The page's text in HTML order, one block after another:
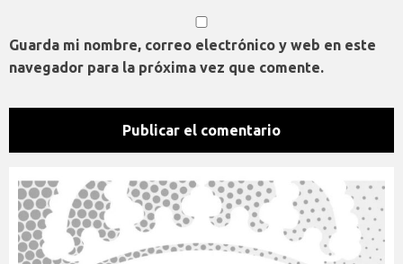
Guarda mi nombre, correo electrónico y web en este
navegador para la próxima vez que comente.